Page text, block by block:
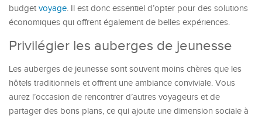
budget voyage. Il est donc essentiel d’opter pour des solutions
économiques qui offrent également de belles expériences.
Privilégier les auberges de jeunesse
Les auberges de jeunesse sont souvent moins chères que les
hôtels traditionnels et offrent une ambiance conviviale. Vous
aurez l’occasion de rencontrer d’autres voyageurs et de
partager des bons plans, ce qui ajoute une dimension sociale à